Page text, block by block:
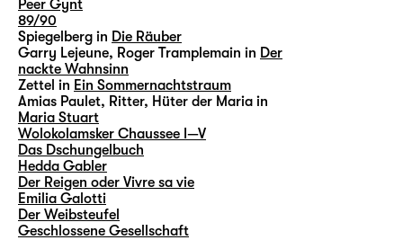
Peer Gynt
89/90
Spiegelberg in Die Räuber
Garry Lejeune, Roger Tramplemain in Der
nackte Wahnsinn
Zettel in Ein Sommernachtstraum
Amias Paulet, Ritter, Hüter der Maria in
Maria Stuart
Wolokolamsker Chaussee I—V
Das Dschungelbuch
Hedda Gabler
Der Reigen oder Vivre sa vie
Emilia Galotti
Der Weibsteufel
Geschlossene Gesellschaft